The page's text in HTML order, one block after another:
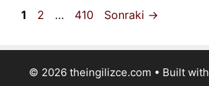
Sayfa
1 Sayfa
2 … Sayfa
410 Sonraki →
© 2026 theingilizce.com • Built with